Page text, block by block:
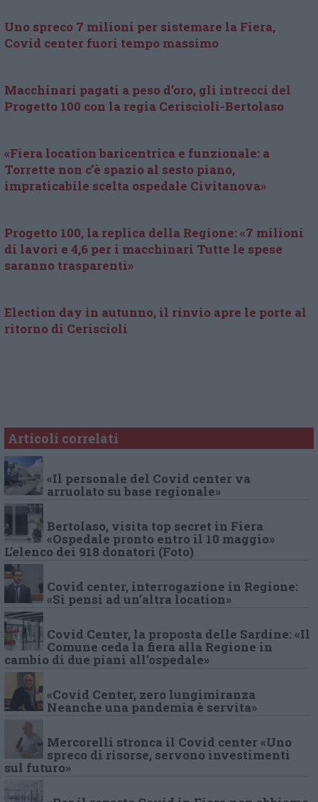
Uno spreco 7 milioni per sistemare la Fiera,
Covid center fuori tempo massimo
Macchinari pagati a peso d’oro, gli intrecci del
Progetto 100 con la regia Ceriscioli-Bertolaso
«Fiera location baricentrica e funzionale: a
Torrette non c’è spazio al sesto piano,
impraticabile scelta ospedale Civitanova»
Progetto 100, la replica della Regione: «7 milioni
di lavori e 4,6 per i macchinari Tutte le spese
saranno trasparenti»
Election day in autunno, il rinvio apre le porte al
ritorno di Ceriscioli
Articoli correlati
«Il personale del Covid center va
arruolato su base regionale»
Bertolaso, visita top secret in Fiera
«Ospedale pronto entro il 10 maggio»
L’elenco dei 918 donatori (Foto)
Covid center, interrogazione in Regione:
«Si pensi ad un’altra location»
Covid Center, la proposta delle Sardine: «Il
Comune ceda la fiera alla Regione in
cambio di due piani all’ospedale»
«Covid Center, zero lungimiranza
Neanche una pandemia è servita»
Mercorelli stronca il Covid center «Uno
spreco di risorse, servono investimenti
sul futuro»